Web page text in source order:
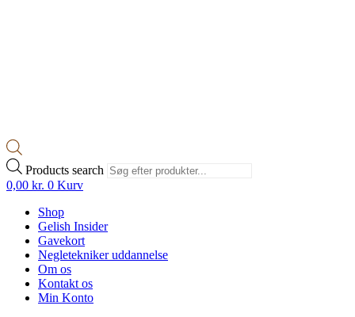
Products search
0,00 kr. 0 Kurv
Shop
Gelish Insider
Gavekort
Negletekniker uddannelse
Om os
Kontakt os
Min Konto